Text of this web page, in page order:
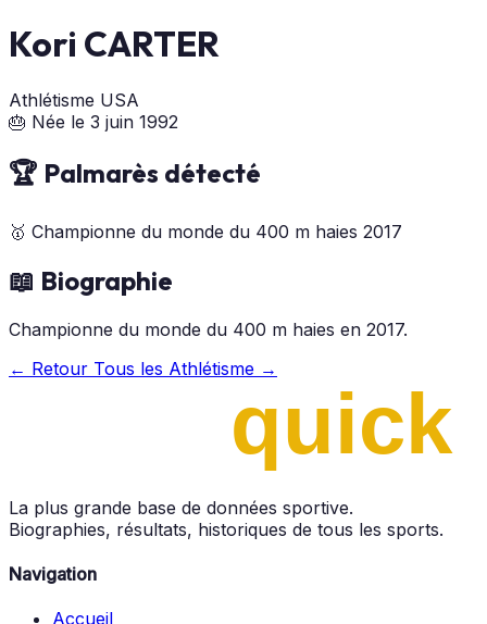
Kori CARTER
Athlétisme USA
🎂 Née le 3 juin 1992
🏆 Palmarès détecté
🥇 Championne du monde du 400 m haies 2017
📖 Biographie
Championne du monde du 400 m haies en 2017.
← Retour Tous les Athlétisme →
La plus grande base de données sportive.
Biographies, résultats, historiques de tous les sports.
Navigation
Accueil